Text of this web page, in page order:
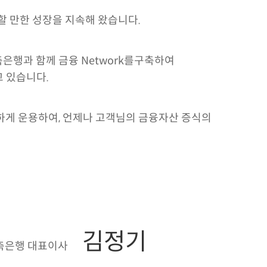
만한 성장을 지속해 왔습니다.
은행과 함께 금융 Network를구축하여
있습니다.
운용하여, 언제나 고객님의 금융자산 증식의
은행 대표이사 김정기